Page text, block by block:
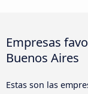
Empresas
Buenos Aires
Estas son las